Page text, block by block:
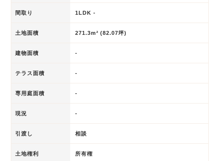
間取り 1LDK -
土地面積 271.3m² (82.07坪)
建物面積 -
テラス面積 -
専用庭面積 -
現況 -
引渡し 相談
土地権利 所有権